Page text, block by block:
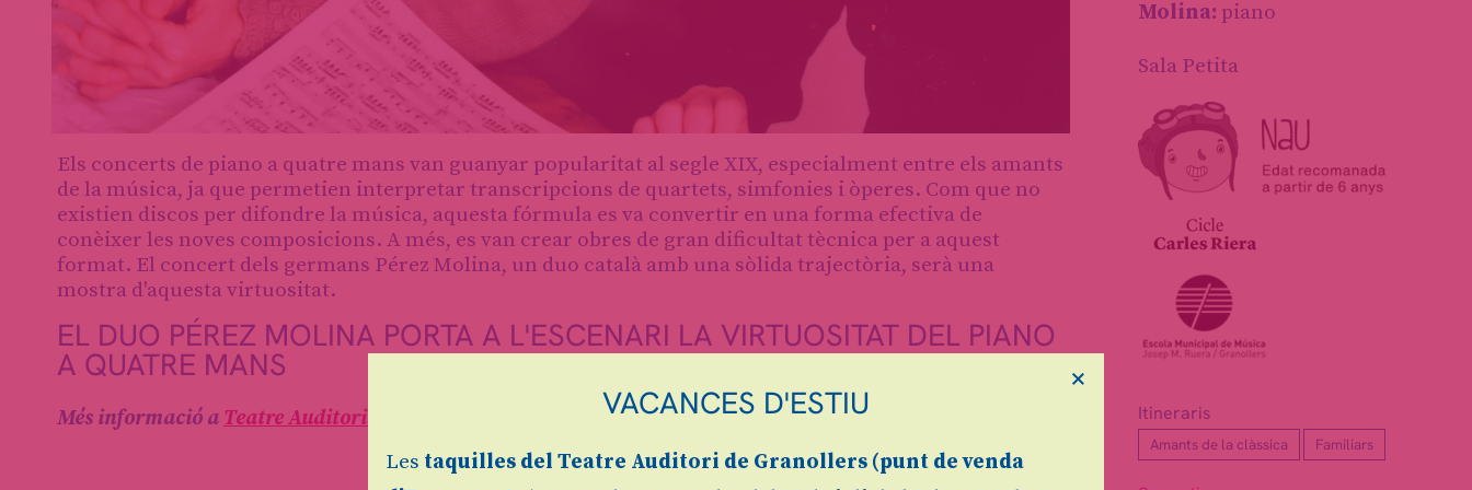
Molina: piano
Sala Petita
Itineraris
Amants de la clàssica Familiars
Els concerts de piano a quatre mans van guanyar popularitat al segle XIX, especialment entre els amants
de la música, ja que permetien interpretar transcripcions de quartets, simfonies i òperes. Com que no
existien discos per difondre la música, aquesta fórmula es va convertir en una forma efectiva de
conèixer les noves composicions. A més, es van crear obres de gran dificultat tècnica per a aquest
format. El concert dels germans Pérez Molina, un duo català amb una sòlida trajectòria, serà una
mostra d'aquesta virtuositat.
EL DUO PÉREZ MOLINA PORTA A L'ESCENARI LA VIRTUOSITAT DEL PIANO
A QUATRE MANS
Més informació a Teatre Auditori de Granollers VACANCES D'ESTIU
Les taquilles del Teatre Auditori de Granollers (punt de venda
×